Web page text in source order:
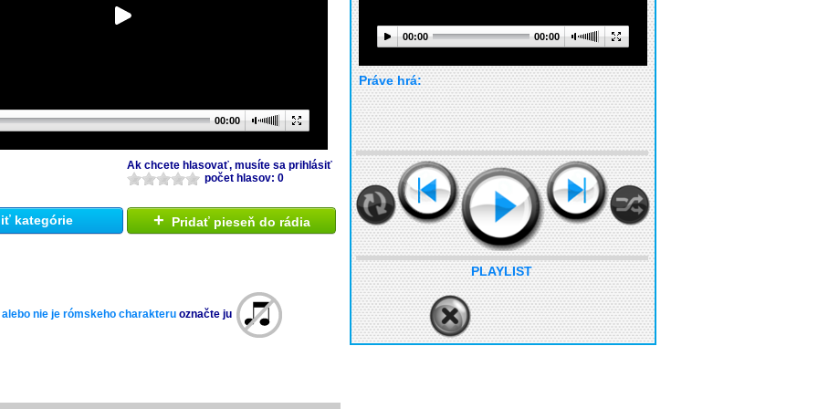
00:00
Ak chcete hlasovať, musíte sa prihlásiť
počet hlasov: 0
kategórie + Pridať pieseň do rádia
nie je rómskeho charakteru označte ju
00:00 00:00
Práve hrá:
PLAYLIST